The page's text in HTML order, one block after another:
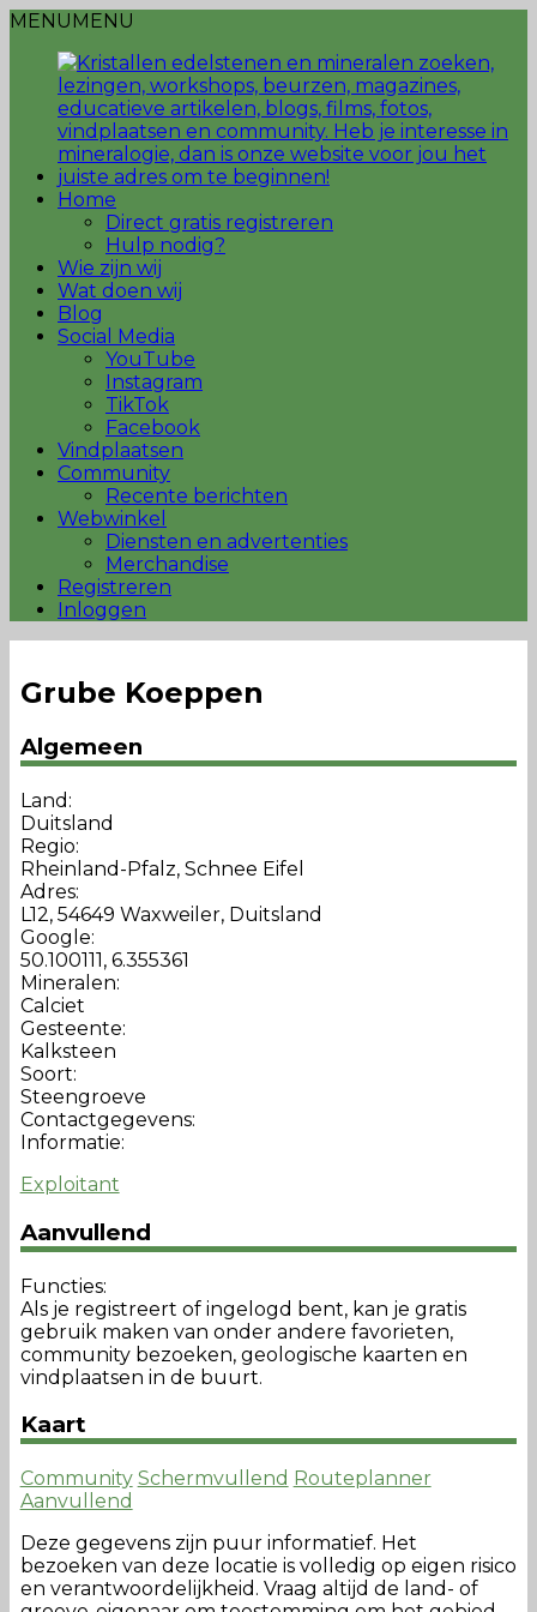
MENUMENU
Home
Direct gratis registreren
Hulp nodig?
Wie zijn wij
Wat doen wij
Blog
Social Media
YouTube
Instagram
TikTok
Facebook
Vindplaatsen
Community
Recente berichten
Webwinkel
Diensten en advertenties
Merchandise
Registreren
Inloggen
Grube Koeppen
Algemeen
Land:
Duitsland
Regio:
Rheinland-Pfalz, Schnee Eifel
Adres:
L12, 54649 Waxweiler, Duitsland
Google:
50.100111, 6.355361
Mineralen:
Calciet
Gesteente:
Kalksteen
Soort:
Steengroeve
Contactgegevens:
Informatie:
Exploitant
Aanvullend
Functies:
Als je registreert of ingelogd bent, kan je gratis
gebruik maken van onder andere favorieten,
community bezoeken, geologische kaarten en
vindplaatsen in de buurt.
Kaart
Community Schermvullend Routeplanner
Aanvullend
Deze gegevens zijn puur informatief. Het
bezoeken van deze locatie is volledig op eigen risico
en verantwoordelijkheid. Vraag altijd de land- of